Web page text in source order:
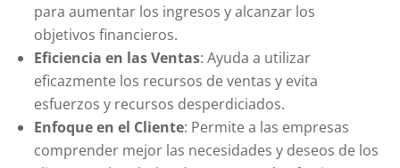
para aumentar los ingresos y alcanzar los
objetivos financieros.
Eficiencia en las Ventas: Ayuda a utilizar
eficazmente los recursos de ventas y evita
esfuerzos y recursos desperdiciados.
Enfoque en el Cliente: Permite a las empresas
comprender mejor las necesidades y deseos de los